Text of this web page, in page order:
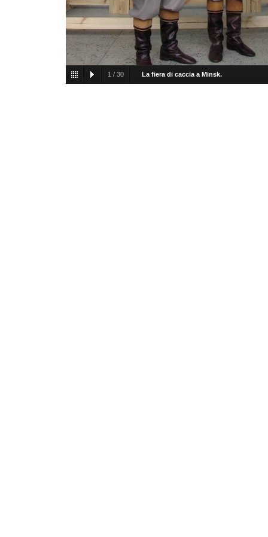
1 / 30 La fiera di caccia a Minsk.